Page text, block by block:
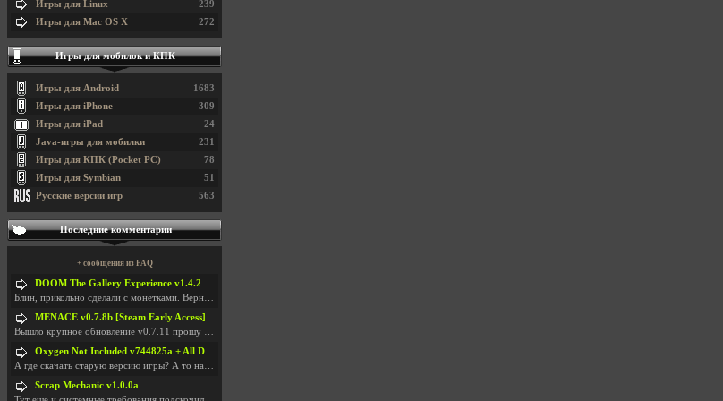
239
Игры для Linux
272
Игры для Mac OS X
Игры для мобилок и КПК
1683
Игры для Android
309
Игры для iPhone
24
Игры для iPad
231
Java-игры для мобилки
78
Игры для КПК (Pocket PC)
51
Игры для Symbian
563
Русские версии игр
Последние комментарии
+ сообщения из FAQ
DOOM The Gallery Experience v1.4.2
Блин, прикольно сделали с монетками. Вернулся в св
MENACE v0.7.8b [Steam Early Access]
Вышло крупное обновление v0.7.11 прошу обновить
Oxygen Not Included v744825a + All DLC
А где скачать старую версию игры? А то на новой но
Scrap Mechanic v1.0.0a